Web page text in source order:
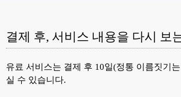
결제 후, 서비스 내용을 다시 보
유료 서비스는 결제 후 10일(정통 이름짓기
실 수 있습니다.